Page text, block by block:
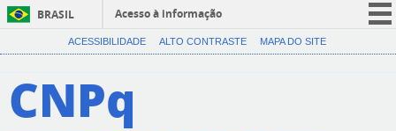
BRASIL
Acesso à informação
CORONAVÍRUS (COVID-19)
ACESSIBILIDADE ALTO CONTRASTE MAPA DO SITE
CNPq